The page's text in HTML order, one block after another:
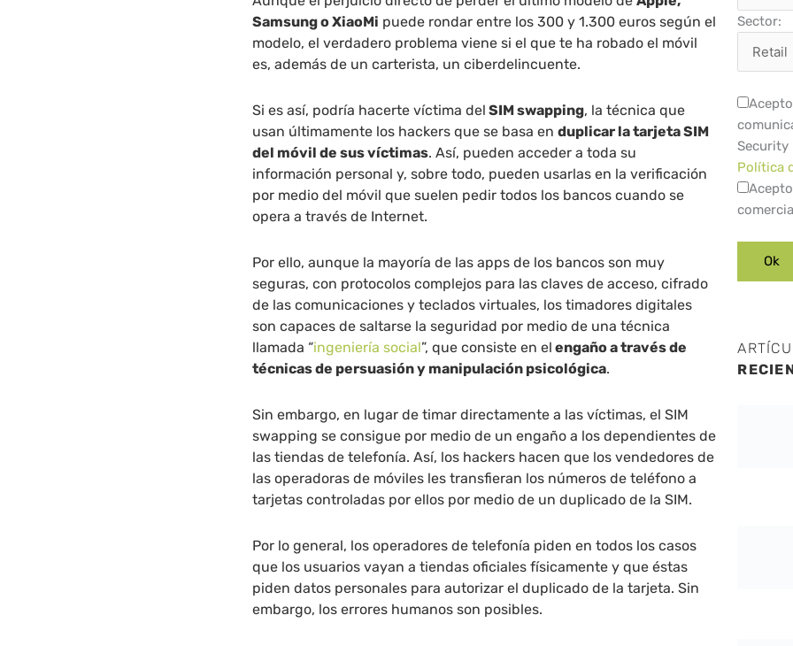
Samsung o XiaoMi puede rondar entre los 300 y 1.300 euros según el
modelo, el verdadero problema viene si el que te ha robado el móvil
es, además de un carterista, un ciberdelincuente.
Si es así, podría hacerte víctima del SIM swapping, la técnica que
usan últimamente los hackers que se basa enduplicar la tarjeta SIM
del móvil de sus víctimas. Así, pueden acceder a toda su
información personal y, sobre todo, pueden usarlas en la verificación
por medio del móvil que suelen pedir todos los bancos cuando se
opera a través de Internet.
Por ello, aunque la mayoría de las apps de los bancos son muy
seguras, con protocolos complejos para las claves de acceso, cifrado
de las comunicaciones y teclados virtuales, los timadores digitales
son capaces de saltarse la seguridad por medio de una técnica
llamada “ingeniería social”, que consiste en el engaño a través de
técnicas de persuasión y manipulación psicológica.
Sin embargo, en lugar de timar directamente a las víctimas, el SIM
swapping se consigue por medio de un engaño a los dependientes de
las tiendas de telefonía. Así, los hackers hacen que los vendedores de
las operadoras de móviles les transfieran los números de teléfono a
tarjetas controladas por ellos por medio de un duplicado de la SIM.
Por lo general, los operadores de telefonía piden en todos los casos
que los usuarios vayan a tiendas oficiales físicamente y que éstas
piden datos personales para autorizar el duplicado de la tarjeta. Sin
embargo, los errores humanos son posibles.
Sector:
Security
Política